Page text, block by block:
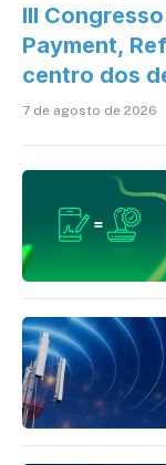
III
Payment,
centro dos
7 de agosto de 2026